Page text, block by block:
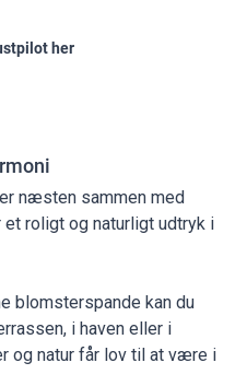
her
næsten sammen med
et roligt og naturligt udtryk i
blomsterspande kan du
i haven eller i
og natur får lov til at være i